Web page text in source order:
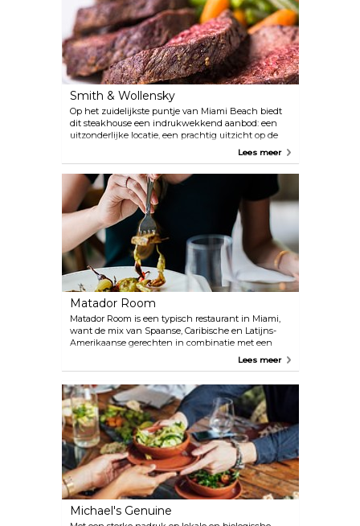
Smith & Wollensky
Op het zuidelijkste puntje van Miami Beach biedt
dit steakhouse een indrukwekkend aanbod: een
uitzonderlijke locatie, een prachtig uitzicht op de
oceaan en een uitstekende keuken. Op hun menu
steaks, zeevruchten en wijn.
Lees meer
Matador Room
Matador Room is een typisch restaurant in Miami,
want de mix van Spaanse, Caribische en Latijns-
Amerikaanse gerechten in combinatie met een
brede en gevarieerde wijnselectie zal je versteld
doen staan. Gelegen direct aan het strand, met een
restaurant altijd in je hoofd blijven. Geniet van hun
overdekte eetgedeelte, terras of bar.
Lees meer
Michael's Genuine